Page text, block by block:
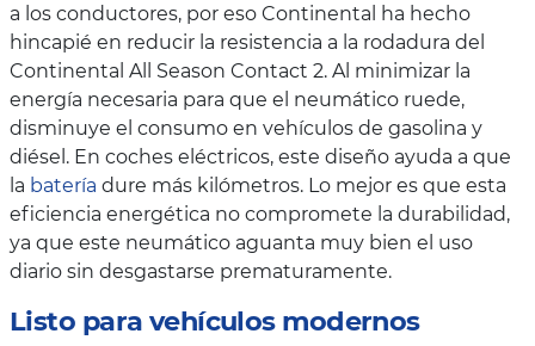
a los conductores, por eso Continental ha hecho
hincapié en reducir la resistencia a la rodadura del
Continental All Season Contact 2. Al minimizar la
energía necesaria para que el neumático ruede,
disminuye el consumo en vehículos de gasolina y
diésel. En coches eléctricos, este diseño ayuda a que
la batería dure más kilómetros. Lo mejor es que esta
eficiencia energética no compromete la durabilidad,
ya que este neumático aguanta muy bien el uso
diario sin desgastarse prematuramente.
Listo para vehículos modernos